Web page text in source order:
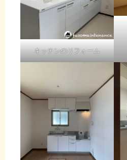
キッチンのリフォーム